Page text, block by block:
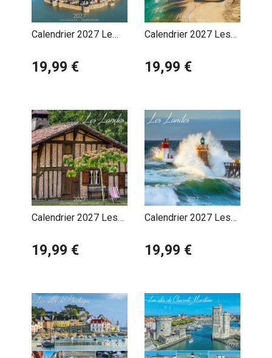
Calendrier 2027 Le
19,99 €
Calendrier 2027 Les
d'Huchet
19,99 €
Calendrier 2027 Les
Landaise
19,99 €
Calendrier 2027 Les
19,99 €